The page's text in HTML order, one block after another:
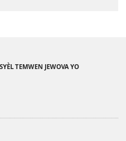
TEMWEN JEWOVA YO